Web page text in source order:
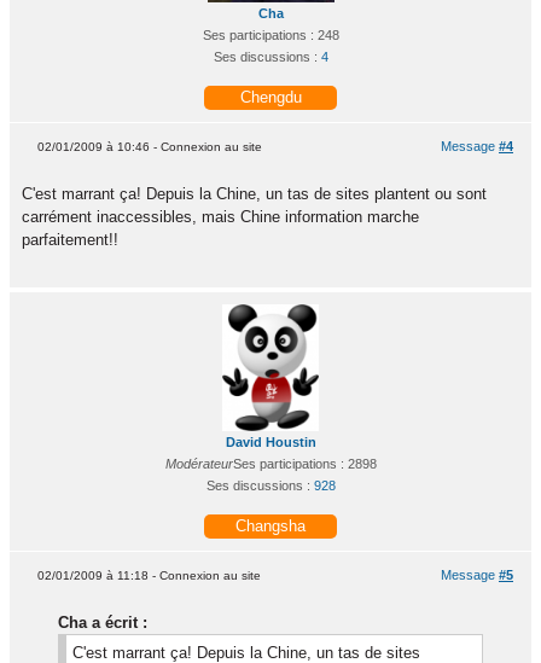
Cha
Ses participations : 248
Ses discussions : 4
Chengdu
Message #4
02/01/2009 à 10:46 - Connexion au site
C'est marrant ça! Depuis la Chine, un tas de sites plantent ou sont
carrément inaccessibles, mais Chine information marche
parfaitement!!
David Houstin
ModérateurSes participations : 2898
Ses discussions : 928
Changsha
Message #5
02/01/2009 à 11:18 - Connexion au site
Cha a écrit :
C'est marrant ça! Depuis la Chine, un tas de sites